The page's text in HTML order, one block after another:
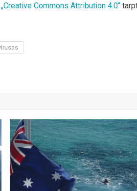
„Creative Commons Attribution 4.0“